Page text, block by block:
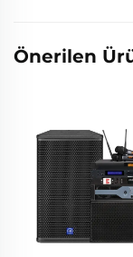
Önerilen